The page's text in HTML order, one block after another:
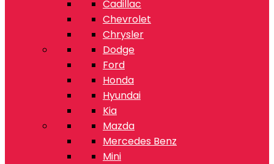
Cadillac
Chevrolet
Chrysler
Dodge
Ford
Honda
Hyundai
Kia
Mazda
Mercedes Benz
Mini